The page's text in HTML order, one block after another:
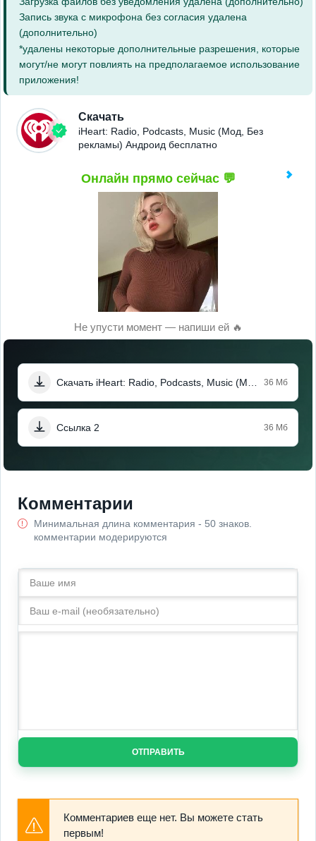
Запись звука с микрофона без согласия удалена
(дополнительно)
*удалены некоторые дополнительные разрешения, которые
могут/не могут повлиять на предполагаемое использование
приложения!
Скачать
iHeart: Radio, Podcasts, Music (Мод, Без
рекламы) Андроид бесплатно
Онлайн прямо сейчас 💬
Не упусти момент — напиши ей 🔥
36 Мб
Ссылка 2 36 Мб
Комментарии
Минимальная длина комментария - 50 знаков.
комментарии модерируются
ОТПРАВИТЬ
Комментариев еще нет. Вы можете стать
первым!